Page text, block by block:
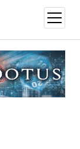
open
menu